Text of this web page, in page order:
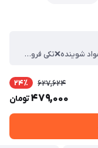
جنس تیتانیوم ابکاری رادیوم❌نیاز به مراقبت از مواد شوینده❌تکی فروخته نمیشه❌فری سایز❌
627,624 24٪
479,000تومان